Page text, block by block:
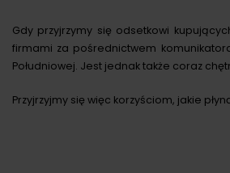
Gdy przyjrzymy się odsetkowi
firmami za pośrednictwem
Południowej. Jest jednak także coraz
Przyjrzyjmy się więc korzyściom, jakie